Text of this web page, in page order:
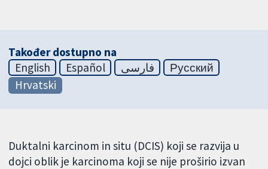
Također dostupno na
English
Español فارسی
Русский
Hrvatski
Duktalni karcinom in situ (DCIS) koji se razvija u
dojci oblik je karcinoma koji se nije proširio izvan